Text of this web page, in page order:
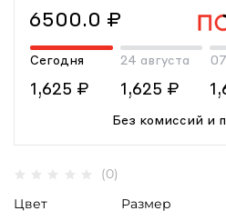
(0)
6500.0 ₽
Сегодня
1,625 ₽
24 августа
1,625 ₽
Без комиссий и
Цвет Размер